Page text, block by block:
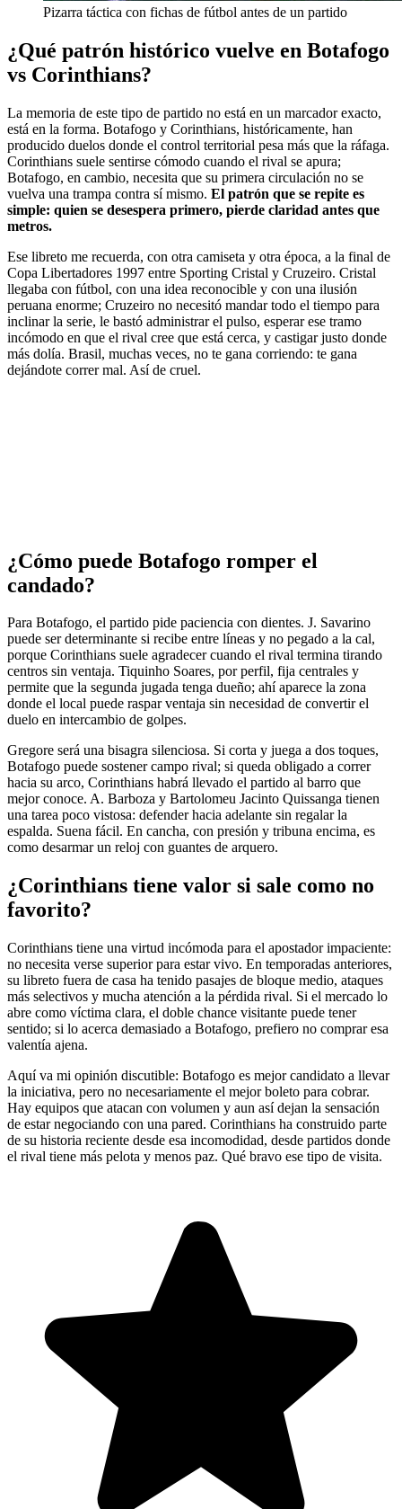
Pizarra táctica con fichas de fútbol antes de un partido
¿Qué patrón histórico vuelve en Botafogo
vs Corinthians?
La memoria de este tipo de partido no está en un marcador exacto,
está en la forma. Botafogo y Corinthians, históricamente, han
producido duelos donde el control territorial pesa más que la ráfaga.
Corinthians suele sentirse cómodo cuando el rival se apura;
Botafogo, en cambio, necesita que su primera circulación no se
vuelva una trampa contra sí mismo. El patrón que se repite es
simple: quien se desespera primero, pierde claridad antes que
metros.
Ese libreto me recuerda, con otra camiseta y otra época, a la final de
Copa Libertadores 1997 entre Sporting Cristal y Cruzeiro. Cristal
llegaba con fútbol, con una idea reconocible y con una ilusión
peruana enorme; Cruzeiro no necesitó mandar todo el tiempo para
inclinar la serie, le bastó administrar el pulso, esperar ese tramo
incómodo en que el rival cree que está cerca, y castigar justo donde
más dolía. Brasil, muchas veces, no te gana corriendo: te gana
dejándote correr mal. Así de cruel.
¿Cómo puede Botafogo romper el
candado?
Para Botafogo, el partido pide paciencia con dientes. J. Savarino
puede ser determinante si recibe entre líneas y no pegado a la cal,
porque Corinthians suele agradecer cuando el rival termina tirando
centros sin ventaja. Tiquinho Soares, por perfil, fija centrales y
permite que la segunda jugada tenga dueño; ahí aparece la zona
donde el local puede raspar ventaja sin necesidad de convertir el
duelo en intercambio de golpes.
Gregore será una bisagra silenciosa. Si corta y juega a dos toques,
Botafogo puede sostener campo rival; si queda obligado a correr
hacia su arco, Corinthians habrá llevado el partido al barro que
mejor conoce. A. Barboza y Bartolomeu Jacinto Quissanga tienen
una tarea poco vistosa: defender hacia adelante sin regalar la
espalda. Suena fácil. En cancha, con presión y tribuna encima, es
como desarmar un reloj con guantes de arquero.
¿Corinthians tiene valor si sale como no
favorito?
Corinthians tiene una virtud incómoda para el apostador impaciente:
no necesita verse superior para estar vivo. En temporadas anteriores,
su libreto fuera de casa ha tenido pasajes de bloque medio, ataques
más selectivos y mucha atención a la pérdida rival. Si el mercado lo
abre como víctima clara, el doble chance visitante puede tener
sentido; si lo acerca demasiado a Botafogo, prefiero no comprar esa
valentía ajena.
Aquí va mi opinión discutible: Botafogo es mejor candidato a llevar
la iniciativa, pero no necesariamente el mejor boleto para cobrar.
Hay equipos que atacan con volumen y aun así dejan la sensación
de estar negociando con una pared. Corinthians ha construido parte
de su historia reciente desde esa incomodidad, desde partidos donde
el rival tiene más pelota y menos paz. Qué bravo ese tipo de visita.